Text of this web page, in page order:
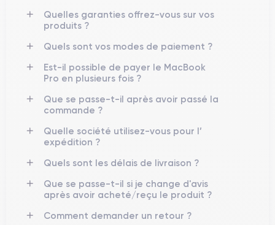
Quelles garanties offrez-vous sur vos
produits ?
Quels sont vos modes de paiement ?
Est-il possible de payer le MacBook
Pro en plusieurs fois ?
Que se passe-t-il après avoir passé la
commande ?
Quelle société utilisez-vous pour l’
expédition ?
Quels sont les délais de livraison ?
Que se passe-t-il si je change d'avis
après avoir acheté/reçu le produit ?
Comment demander un retour ?